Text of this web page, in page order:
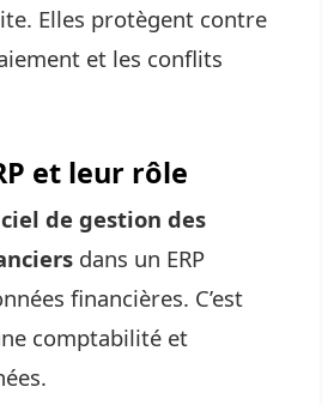
Elles protègent contre
et les conflits
et leur rôle
de gestion des
dans un ERP
financières. C’est
comptabilité et